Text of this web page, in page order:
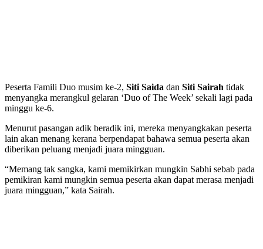
Peserta Famili Duo musim ke-2, Siti Saida dan Siti Sairah tidak
menyangka merangkul gelaran ‘Duo of The Week’ sekali lagi pada
minggu ke-6.
Menurut pasangan adik beradik ini, mereka menyangkakan peserta
lain akan menang kerana berpendapat bahawa semua peserta akan
diberikan peluang menjadi juara mingguan.
“Memang tak sangka, kami memikirkan mungkin Sabhi sebab pada
pemikiran kami mungkin semua peserta akan dapat merasa menjadi
juara mingguan,” kata Sairah.